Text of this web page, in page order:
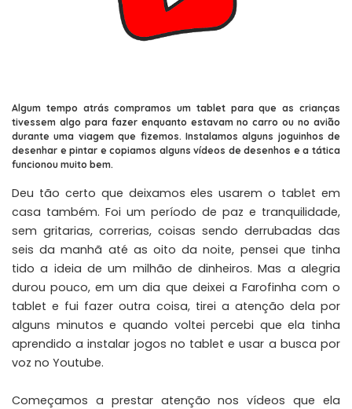
Algum tempo atrás compramos um tablet para que as crianças
tivessem algo para fazer enquanto estavam no carro ou no avião
durante uma viagem que fizemos. Instalamos alguns joguinhos de
desenhar e pintar e copiamos alguns vídeos de desenhos e a tática
funcionou muito bem.
Deu tão certo que deixamos eles usarem o tablet em
casa também. Foi um período de paz e tranquilidade,
sem gritarias, correrias, coisas sendo derrubadas das
seis da manhã até as oito da noite, pensei que tinha
tido a ideia de um milhão de dinheiros. Mas a alegria
durou pouco, em um dia que deixei a Farofinha com o
tablet e fui fazer outra coisa, tirei a atenção dela por
alguns minutos e quando voltei percebi que ela tinha
aprendido a instalar jogos no tablet e usar a busca por
voz no Youtube.
Começamos a prestar atenção nos vídeos que ela